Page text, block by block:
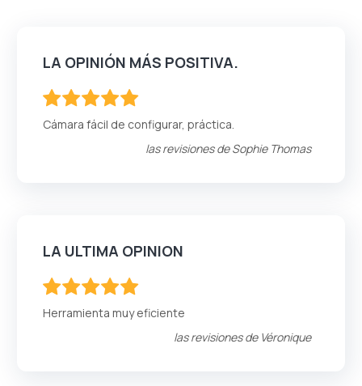
LA OPINIÓN MÁS POSITIVA.
Cámara fácil de configurar, práctica.
las revisiones deSophie Thomas
LA ULTIMA OPINION
Herramienta muy eficiente
las revisiones de Véronique